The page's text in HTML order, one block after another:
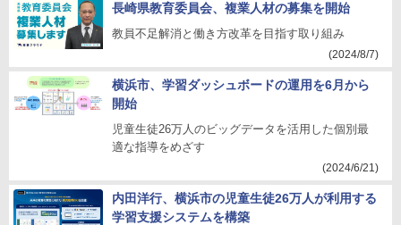
長崎県教育委員会、複業人材の募集を開始
教員不足解消と働き方改革を目指す取り組み
(2024/8/7)
横浜市、学習ダッシュボードの運用を6月から
開始
児童生徒26万人のビッグデータを活用した個別最
適な指導をめざす
(2024/6/21)
内田洋行、横浜市の児童生徒26万人が利用する
学習支援システムを構築